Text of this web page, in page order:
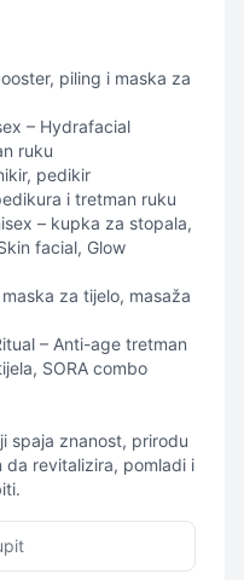
piling i maska za
– Hydrafacial
ruku
pedikir
i tretman ruku
– kupka za stopala,
facial, Glow
za tijelo, masaža
– Anti-age tretman
SORA combo
spaja znanost, prirodu
da revitalizira, pomladi i